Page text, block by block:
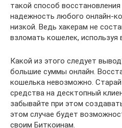
такой способ
надежность любого онлайн-
низкой. Ведь хакерам не
взломать кошелек, используя
Какой из этого следует
большие суммы онлайн.
кошелька невозможно.
средства на десктопный
забывайте при этом
этом случае будет
своим Биткоинам.